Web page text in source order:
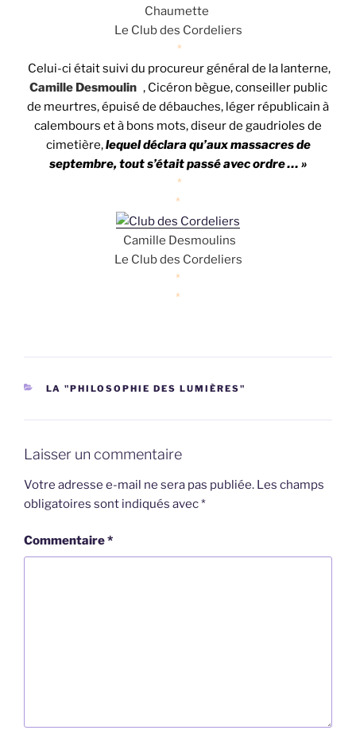
Chaumette
Le Club des Cordeliers
*
Celui-ci était suivi du procureur général de la lanterne,
Camille Desmoulins , Cicéron bègue, conseiller public
de meurtres, épuisé de débauches, léger républicain à
calembours et à bons mots, diseur de gaudrioles de
cimetière,lequel déclara qu’aux massacres de
septembre, tout s’était passé avec ordre … »
*
*
Camille Desmoulins
Le Club des Cordeliers
*
*
CATÉGORIES
LA "PHILOSOPHIE DES LUMIÈRES"
Laisser un commentaire
Votre adresse e-mail ne sera pas publiée. Les champs
obligatoires sont indiqués avec*
Commentaire*